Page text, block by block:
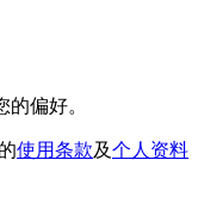
的偏好。
使用条款及个人资料